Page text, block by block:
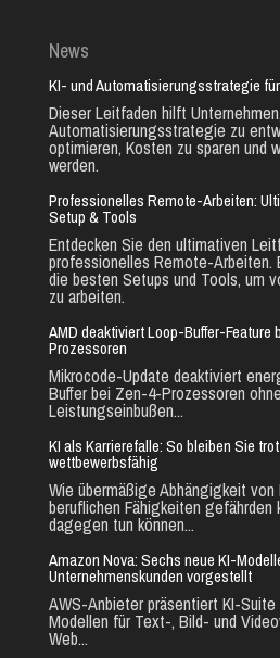
News
KI- und Automatisierungsstrategie
Dieser Leitfaden hilft
Automatisierungsstrategie zu
optimieren, Kosten zu sparen und
werden.
Professionelles Remote-Arbeiten:
Setup & Tools
Entdecken Sie den ultimativen
professionelles Remote-Arbeiten.
die besten Setups und Tools, um
zu arbeiten.
AMD deaktiviert Loop-Buffer-Feature
Prozessoren
Mikrocode-Update deaktiviert
Buffer bei Zen-4-Prozessoren
Leistungseinbußen...
KI als Karrierefalle: So bleiben Sie
wettbewerbsfähig
Wie übermäßige Abhängigkeit von
beruflichen Fähigkeiten gefährden
dagegen tun können...
Amazon Nova: Sechs neue KI-
Unternehmenskunden vorgestellt
AWS-Anbieter präsentiert KI-
Modellen für Text-, Bild- und
Web...